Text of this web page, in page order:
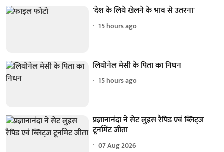
'देश के लिये खेलने के भाव से उतरना'
15 hours ago
लियोनेल मेसी के पिता का निधन
15 hours ago
प्रज्ञानानंदा ने सेंट लुइस रैपिड एवं ब्लिट्ज
टूर्नामेंट जीता
07 Aug 2026